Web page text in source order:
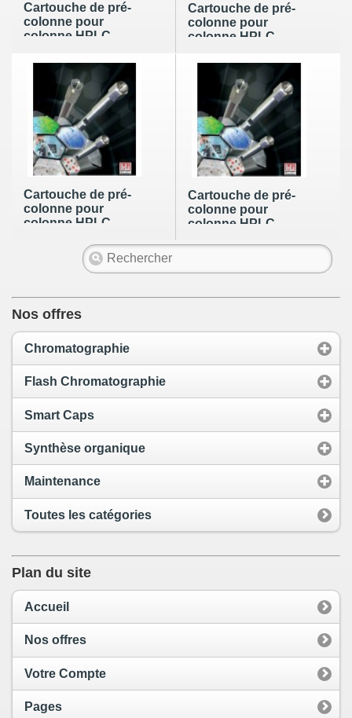
Cartouche de pré-
colonne pour
colonne HPLC
5µm en 10 x
10,0mm (par 3)
(monture
nécessaire)
Cartouche de pré-
colonne pour
colonne HPLC
5µm en 10 x 2,1mm
(par 5) (monture
nécessaire)
Cartouche de pré-
colonne pour
colonne HPLC
5µm en 10 x 3,2mm
(par 5) (monture
Cartouche de pré-
colonne pour
colonne HPLC
Nos offres
Chromatographie
Flash Chromatographie
Smart Caps
Synthèse organique
Maintenance
Toutes les catégories
Plan du site
Accueil
Nos offres
Votre Compte
Pages